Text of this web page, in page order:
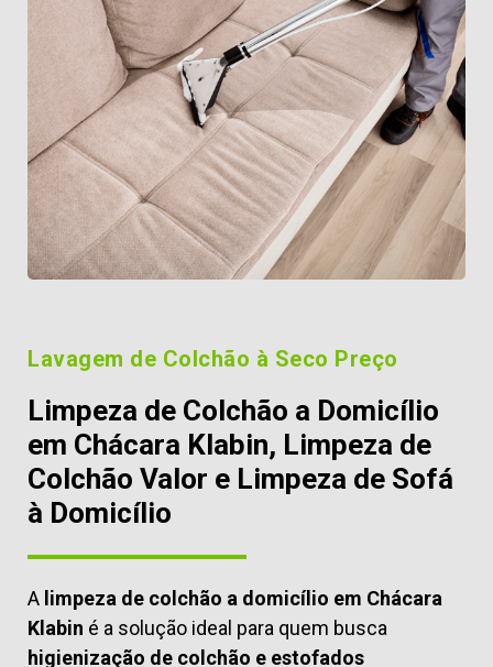
Lavagem de Colchão à Seco Preço
Limpeza de Colchão a Domicílio
em Chácara Klabin, Limpeza de
Colchão Valor e Limpeza de Sofá
à Domicílio
A limpeza de colchão a domicílio em Chácara
Klabin é a solução ideal para quem busca
higienização de colchão e estofados